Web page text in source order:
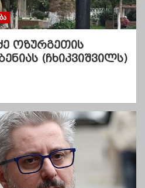
ოზურგეთის
(ჩხიკვიშვილს)